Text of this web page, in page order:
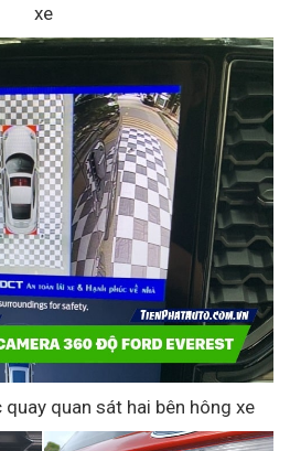
xe
quan sát hai bên hông xe